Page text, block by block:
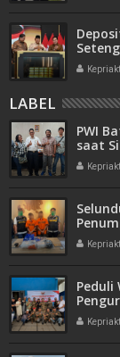
Bank
LABEL
PWI
saat
Batam
Peduli